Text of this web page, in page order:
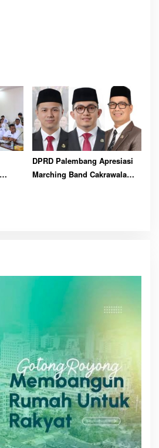
DPRD Palembang Apresiasi
Marching Band Cakrawala